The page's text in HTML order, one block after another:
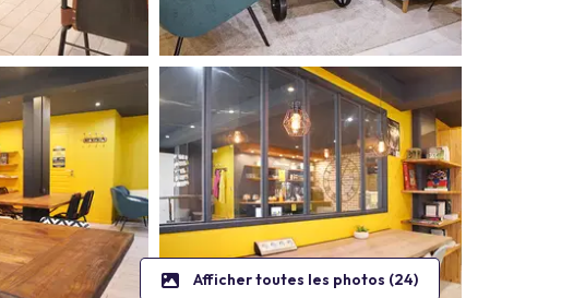
Afficher toutes les photos (24)